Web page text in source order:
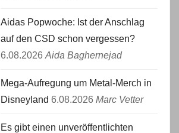
Aidas Popwoche: Ist der Anschlag
auf den CSD schon vergessen?
6.08.2026 Aida Baghernejad
Mega-Aufregung um Metal-Merch in
Disneyland 6.08.2026 Marc Vetter
Es gibt einen unveröffentlichten